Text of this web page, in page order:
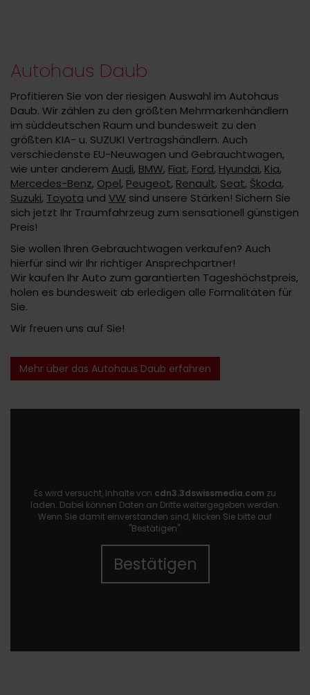
Autohaus Daub
Profitieren Sie von der riesigen Auswahl im Autohaus
Daub. Wir zählen zu den größten Mehrmarkenhändlern
im süddeutschen Raum und bundesweit zu den
größten KIA- u. SUZUKI Vertragshändlern. Auch
verschiedenste EU-Neuwagen und Gebrauchtwagen,
wie unter anderem Audi, BMW, Fiat, Ford, Hyundai, Kia,
Mercedes-Benz, Opel, Peugeot, Renault, Seat, Škoda,
Suzuki, Toyota und VW sind unsere Stärken! Sichern Sie
sich jetzt Ihr Traumfahrzeug zum sensationell günstigen
Preis!
Sie wollen Ihren Gebrauchtwagen verkaufen? Auch
hierfür sind wir Ihr richtiger Ansprechpartner!
Wir kaufen Ihr Auto zum garantierten Tageshöchstpreis,
holen es bundesweit ab erledigen alle Formalitäten für
Sie.
Wir freuen uns auf Sie!
Mehr über das Autohaus Daub erfahren
Es wird versucht, Inhalte von cdn3.3dswissmedia.com zu
laden. Dabei können Daten an Dritte weitergegeben werden.
Wenn Sie damit einverstanden sind, klicken Sie bitte auf
"Bestätigen".
Bestätigen